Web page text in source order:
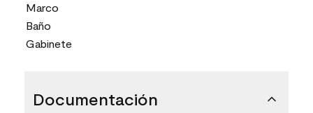
Marco
Baño
Gabinete
Documentación